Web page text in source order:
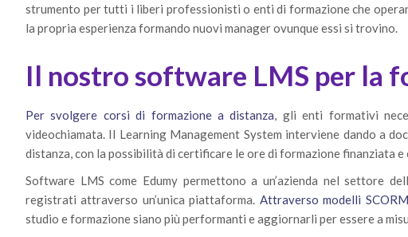
strumento per tutti i liberi professionisti o enti di formazione che
la propria esperienza formando nuovi manager ovunque essi si trovino.
Il nostro software LMS per la
Per svolgere corsi di formazione a distanza , gli enti formativi
videochiamata. Il Learning Management System interviene dando a
distanza, con la possibilità di certificare le ore di formazione finanziata
Software LMS come Edumy permettono a un’azienda nel settore
registrati attraverso un’unica piattaforma. Attraverso modelli
studio e formazione siano più performanti e aggiornarli per essere a